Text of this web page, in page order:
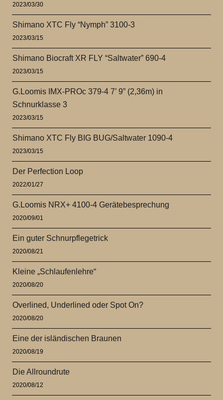
2023/03/30
Shimano XTC Fly “Nymph” 3100-3
2023/03/15
Shimano Biocraft XR FLY “Saltwater” 690-4
2023/03/15
G.Loomis IMX-PROc 379-4 7’ 9” (2,36m) in
Schnurklasse 3
2023/03/15
Shimano XTC Fly BIG BUG/Saltwater 1090-4
2023/03/15
Der Perfection Loop
2022/01/27
G.Loomis NRX+ 4100-4 Gerätebesprechung
2020/09/01
Ein guter Schnurpflegetrick
2020/08/21
Kleine „Schlaufenlehre“
2020/08/20
Overlined, Underlined oder Spot On?
2020/08/20
Eine der isländischen Braunen
2020/08/19
Die Allroundrute
2020/08/12